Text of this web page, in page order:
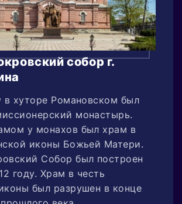
собор г.
в хуторе Романовском был
монастырь.
у монахов был храм в
иконы Божьей Матери.
Собор был построен
году. Храм в честь
был разрушен в конце